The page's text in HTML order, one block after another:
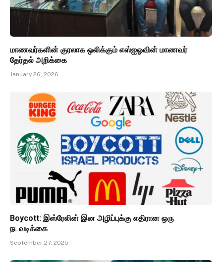
மாணவர்களின் குரலாக ஒலிக்கும் எஸ்ஐஓவின் மாணவர்
தேர்தல் அறிக்கை
January 26, 2026
Boycott: இஸ்ரேலின் இன அழிப்புக்கு எதிரான ஒரு
நடவடிக்கை
September 27, 2025